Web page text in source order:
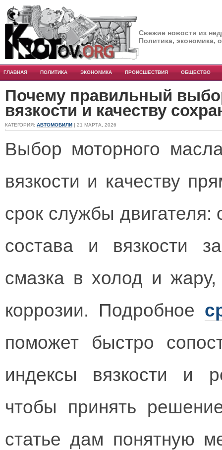
Свежие новости из
Политика, экономика,
ГЛАВНАЯ ПОЛИТИКА ЭКОНОМИКА ПРОИСШЕСТВИЯ ОБЩЕСТВО
Почему правильный
вязкости и качеству
КАТЕГОРИЯ: АВТОМОБИЛИ | 21 МАРТА, 2026
Выбор моторного
вязкости и качеству
срок службы двигателя:
состава и вязкости
смазка в холод и
коррозии. Подробное
поможет быстро
индексы вязкости и
чтобы принять
статье дам понятную